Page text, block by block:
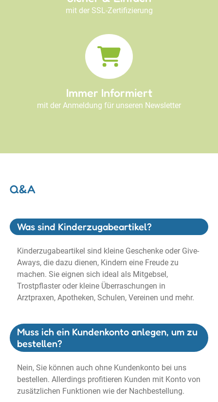
mit der SSL-Zertifizierung
Immer Informiert
mit der Anmeldung für unseren Newsletter
Q&A
Was sind Kinderzugabeartikel?
Kinderzugabeartikel sind kleine Geschenke oder Give-
Aways, die dazu dienen, Kindern eine Freude zu
machen. Sie eignen sich ideal als Mitgebsel,
Trostpflaster oder kleine Überraschungen in
Arztpraxen, Apotheken, Schulen, Vereinen und mehr.
Muss ich ein Kundenkonto anlegen, um zu
bestellen?
Nein, Sie können auch ohne Kundenkonto bei uns
bestellen. Allerdings profitieren Kunden mit Konto von
zusätzlichen Funktionen wie der Nachbestellung.